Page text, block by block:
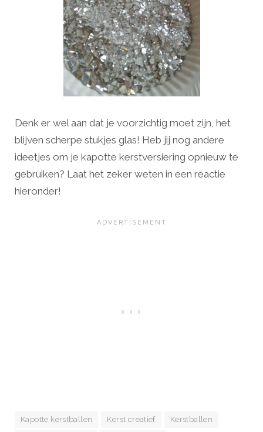
Denk er wel aan dat je voorzichtig moet zijn, het
blijven scherpe stukjes glas! Heb jij nog andere
ideetjes om je kapotte kerstversiering opnieuw te
gebruiken? Laat het zeker weten in een reactie
hieronder!
Kapotte kerstballen Kerst creatief Kerstballen